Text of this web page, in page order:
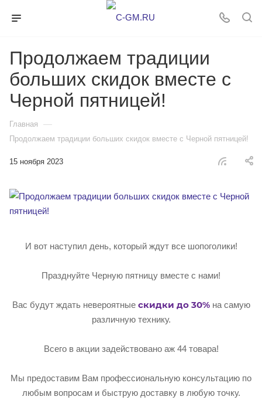
Продолжаем традиции
больших скидок вместе с
Черной пятницей!
Главная —
Продолжаем традиции больших скидок вместе с Черной пятницей!
15 ноября 2023
И вот наступил день, который ждут все шопоголики!
Празднуйте Черную пятницу вместе с нами!
Вас будут ждать невероятные скидки до 30%на самую
различную технику.
Всего в акции задействовано аж 44 товара!
Мы предоставим Вам профессиональную консультацию по
любым вопросам и быструю доставку в любую точку.